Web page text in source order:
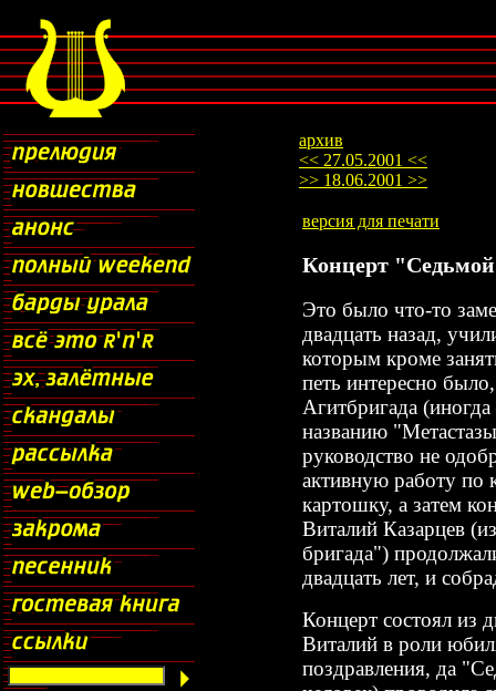
архив
<< 27.05.2001 <<
>> 18.06.2001 >>
версия для печати
Концерт
Это было что-то
двадцать назад,
которым кроме
петь интересно
Агитбригада
названию
руководство не
активную работу по
картошку, а затем
Виталий Казарцев
бригада")
двадцать лет, и
Концерт состоял из
Виталий в роли
поздравления, да